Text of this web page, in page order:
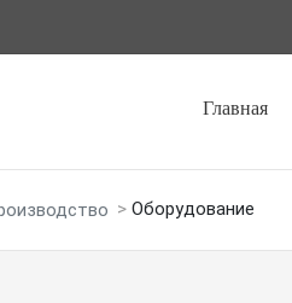
Главная
Оборудование